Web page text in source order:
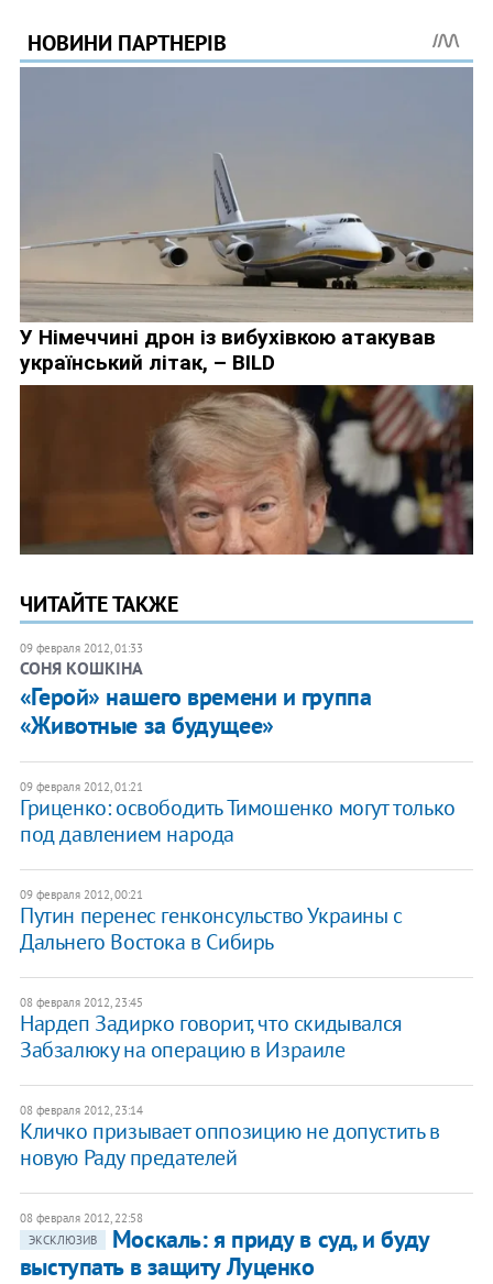
ЧИТАЙТЕ ТАКЖЕ
09 февраля 2012, 01:33
СОНЯ КОШКІНА
«Герой» нашего времени и группа
«Животные за будущее»
09 февраля 2012, 01:21
Гриценко: освободить Тимошенко могут только
под давлением народа
09 февраля 2012, 00:21
Путин перенес генконсульство Украины с
Дальнего Востока в Сибирь
08 февраля 2012, 23:45
Нардеп Задирко говорит, что скидывался
Забзалюку на операцию в Израиле
08 февраля 2012, 23:14
Кличко призывает оппозицию не допустить в
новую Раду предателей
08 февраля 2012, 22:58
ЭКСКЛЮЗИВ
Москаль: я приду в суд, и буду
выступать в защиту Луценко